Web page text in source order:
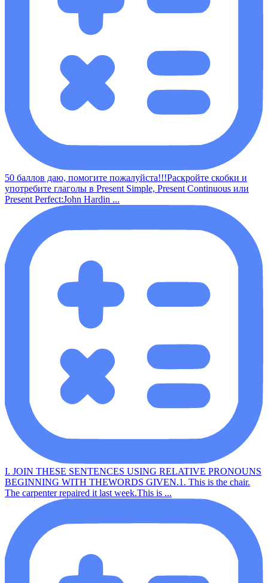
50 баллов даю, помогите пожалуйста!!!Раскройте скобки и
употребите глаголы в Present Simple, Present Continuous или
Present Perfect:John Hardin ...
I. JOIN THESE SENTENCES USING RELATIVE PRONOUNS
BEGINNING WITH THEWORDS GIVEN.1. This is the chair.
The carpenter repaired it last week.This is ...